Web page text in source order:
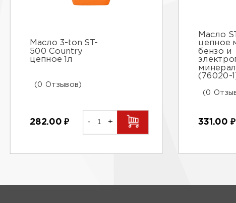
Масло 3-ton ST-
500 Country
цепное 1л
(0 Отзывов)
282.00₽ - +
Масло
цепное
бензо и
(76020-
(0
331.00 ₽